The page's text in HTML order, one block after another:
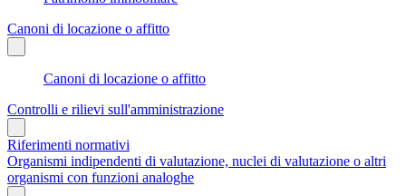
Canoni di locazione o affitto
Canoni di locazione o affitto
Controlli e rilievi sull'amministrazione
Riferimenti normativi
Organismi indipendenti di valutazione, nuclei di valutazione o altri
organismi con funzioni analoghe